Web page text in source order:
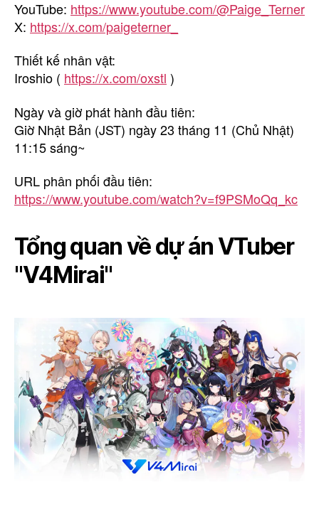
YouTube: https://www.youtube.com/@Paige_Terner
X: https://x.com/paigeterner_
Thiết kế nhân vật:
Iroshio ( https://x.com/oxstl )
Ngày và giờ phát hành đầu tiên:
Giờ Nhật Bản (JST) ngày 23 tháng 11 (Chủ Nhật)
11:15 sáng~
URL phân phối đầu tiên:
https://www.youtube.com/watch?v=f9PSMoQq_kc
Tổng quan về dự án VTuber
"V4Mirai"